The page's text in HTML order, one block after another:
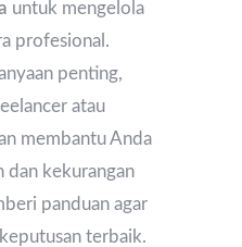
untuk mengelola
profesional.
penting,
atau
membantu Anda
dan kekurangan
panduan agar
terbaik.